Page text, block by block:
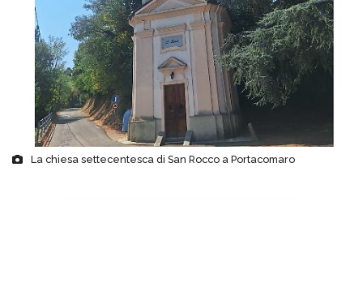
La chiesa settecentesca di San Rocco a Portacomaro